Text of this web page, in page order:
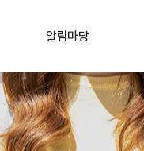
알림마당